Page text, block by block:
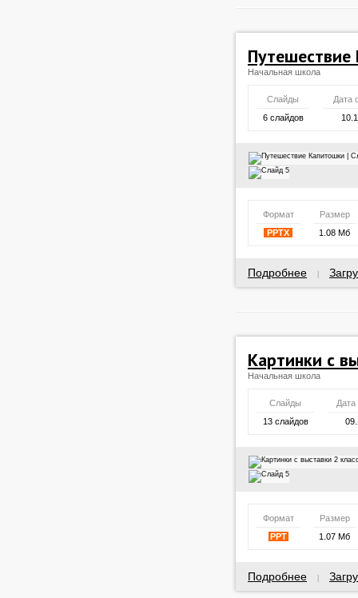
Начальная школа
Слайды
Дата
6 слайдов
Формат
Размер
PPTX
1.08 Мб
Подробнее
Картинки с
Начальная школа
Слайды
Дата
13 слайдов
Формат
Размер
PPT
1.07 Мб
Подробнее